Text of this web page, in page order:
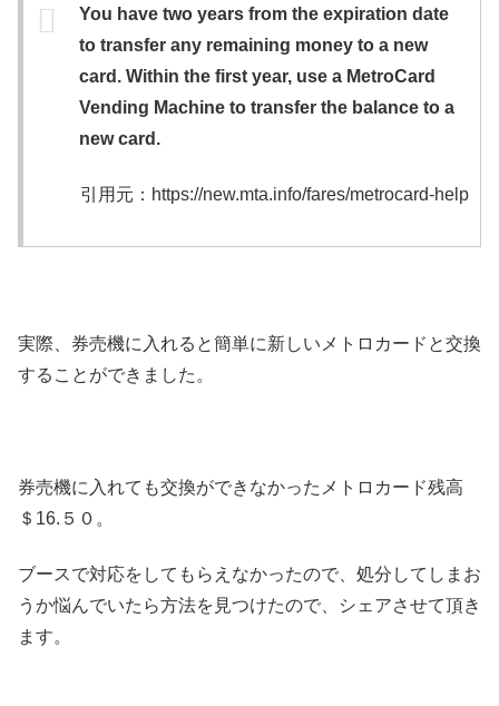
You have two years from the expiration date
to transfer any remaining money to a new
card. Within the first year, use a MetroCard
Vending Machine to transfer the balance to a
new card.
引用元：https://new.mta.info/fares/metrocard-help
実際、券売機に入れると簡単に新しいメトロカードと交換
することができました。
券売機に入れても交換ができなかったメトロカード残高
＄16.５０。
ブースで対応をしてもらえなかったので、処分してしまお
うか悩んでいたら方法を見つけたので、シェアさせて頂き
ます。